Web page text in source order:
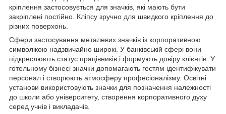
кріплення застосовується для значків, які мають бути
закріплені постійно. Кліпсу зручно для швидкого кріплення до
різних поверхонь.
Сфери застосування металевих значків із корпоративною
символікою надзвичайно широкі. У банківській сфері вони
підкреслюють статус працівників і формують довіру клієнтів. У
готельному бізнесі значки допомагають гостям ідентифікувати
персонал і створюють атмосферу професіоналізму. Освітні
установи використовують значки для позначення належності
до школи або університету, створення корпоративного духу
серед учнів і викладачів.